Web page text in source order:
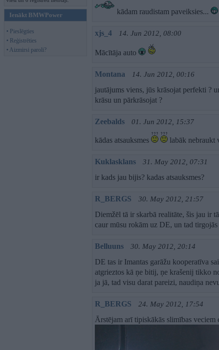
Ienākt BMWPower
• Pieslēgties
• Reģistrēties
• Aizmirsi paroli?
kādam raudistam paveiksies...
xjs_4 14. Jun 2012, 08:00
Mācītāja auto
Montana 14. Jun 2012, 00:16
jautājums viens, jūs krāsojat perfekti ?
krāsu un pārkrāsojat ?
Zeebalds 01. Jun 2012, 15:37
kādas atsauksmes labāk nebraukt
Kuklasklans 31. May 2012, 07:31
ir kads jau bijis? kadas atsauksmes?
R_BERGS 30. May 2012, 21:57
Diemžēl tā ir skarbā realitāte, šis jau ir
caur mūsu rokām uz DE, un tad
Belluuns 30. May 2012, 20:14
DE tas ir Imantas garāžu kooperatīva
atgrieztos kā ņe bitij, ņe krašenij tikko
ja jā, tad visu darat pareizi, naudiņa
R_BERGS 24. May 2012, 17:54
Ārstējam arī tipiskākās slimības veciem